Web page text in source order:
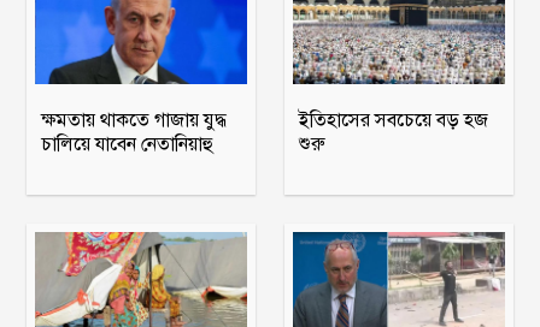
ক্ষমতায় থাকতে গাজায় যুদ্ধ
চালিয়ে যাবেন নেতানিয়াহু
ইতিহাসের সবচেয়ে বড় হজ
শুরু